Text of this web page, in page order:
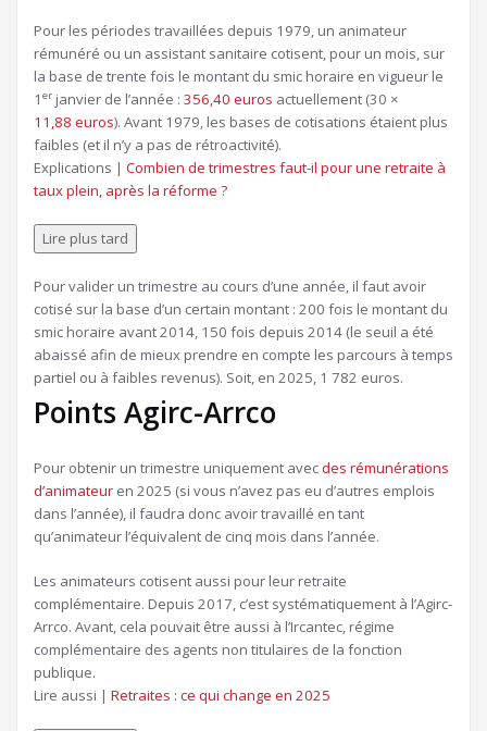
Pour les périodes travaillées depuis 1979, un animateur
rémunéré ou un assistant sanitaire cotisent, pour un mois, sur
la base de trente fois le montant du smic horaire en vigueur le
1 er janvier de l’année : 356,40 euros actuellement (30 ×
11,88 euros). Avant 1979, les bases de cotisations étaient plus
faibles (et il n’y a pas de rétroactivité).
Explications | Combien de trimestres faut-il pour une retraite à
taux plein, après la réforme ?
Lire plus tard
Pour valider un trimestre au cours d’une année, il faut avoir
cotisé sur la base d’un certain montant : 200 fois le montant du
smic horaire avant 2014, 150 fois depuis 2014 (le seuil a été
abaissé afin de mieux prendre en compte les parcours à temps
partiel ou à faibles revenus). Soit, en 2025, 1 782 euros.
Points Agirc-Arrco
Pour obtenir un trimestre uniquement avecdes rémunérations
d’animateur en 2025 (si vous n’avez pas eu d’autres emplois
dans l’année), il faudra donc avoir travaillé en tant
qu’animateur l’équivalent de cinq mois dans l’année.
Les animateurs cotisent aussi pour leur retraite
complémentaire. Depuis 2017, c’est systématiquement à l’Agirc-
Arrco. Avant, cela pouvait être aussi à l’Ircantec, régime
complémentaire des agents non titulaires de la fonction
publique.
Lire aussi | Article
Retraites : ce qui change en 2025